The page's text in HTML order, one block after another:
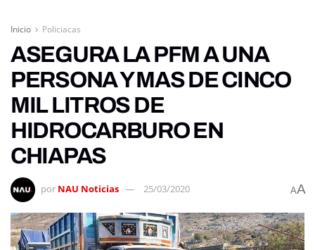
Inicio Policiacas
ASEGURA LA PFM A UNA
PERSONA Y MAS DE CINCO
MIL LITROS DE
HIDROCARBURO EN
CHIAPAS
por NAU Noticias 25/03/2020 AA